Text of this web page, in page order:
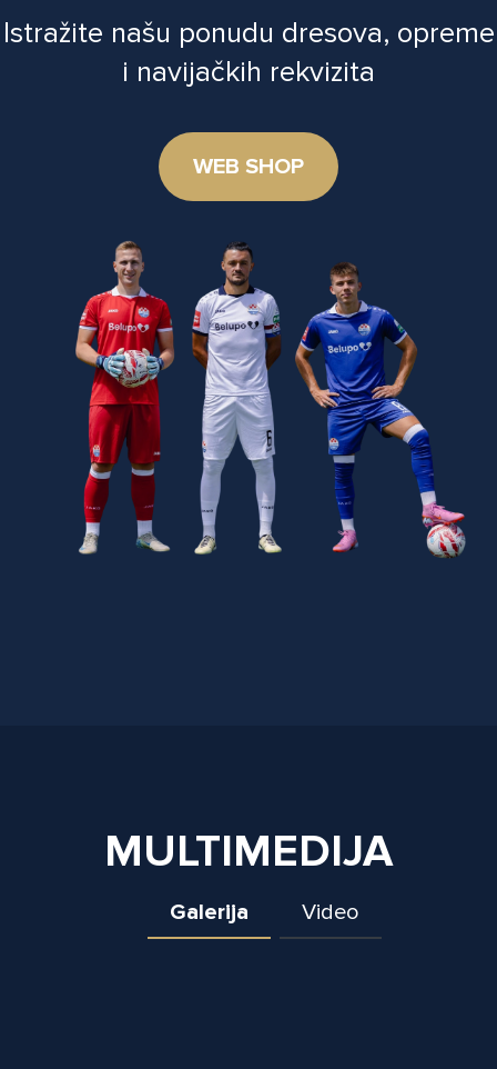
Istražite našu ponudu dresova, opreme
i navijačkih rekvizita
WEB SHOP
MULTIMEDIJA
Galerija Video